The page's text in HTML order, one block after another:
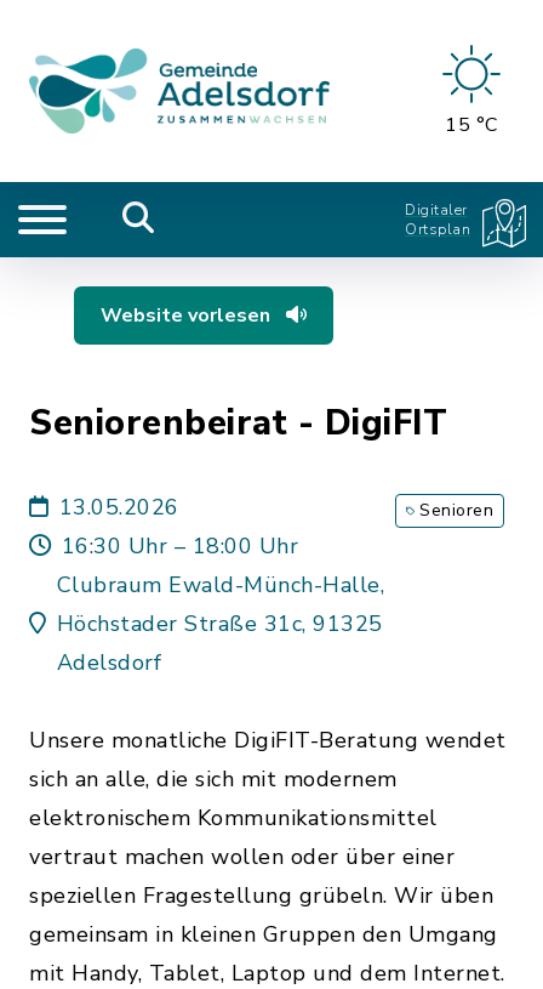
15 °C
Digitaler
Ortsplan
Website vorlesen
Seniorenbeirat - DigiFIT
13.05.2026
16:30 Uhr – 18:00 Uhr
Clubraum Ewald-Münch-Halle,
Höchstader Straße 31c, 91325
Adelsdorf
Senioren
Unsere monatliche DigiFIT-Beratung wendet
sich an alle, die sich mit modernem
elektronischem Kommunikationsmittel
vertraut machen wollen oder über einer
speziellen Fragestellung grübeln. Wir üben
gemeinsam in kleinen Gruppen den Umgang
mit Handy, Tablet, Laptop und dem Internet.